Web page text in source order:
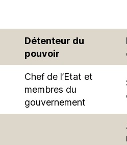
Détenteur du
pouvoir
Chef de l’Etat et
membres du
gouvernement